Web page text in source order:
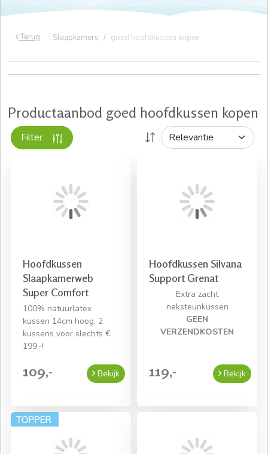
verschillende vullingen. Hierdoor slaagt u er zeker in om
Al vanaf € 50 gratis verzending
Terug Slaapkamers goed hoofdkussen kopen
Productaanbod goed hoofdkussen kopen
Filter
Hoofdkussen
Slaapkamerweb
Super Comfort
100% natuurlatex
kussen 14cm hoog, 2
kussens voor slechts €
199,-!
109,- Bekijk
Hoofdkussen Silvana
Support Grenat
Extra zacht
neksteunkussen
GEEN
VERZENDKOSTEN
119,- Bekijk